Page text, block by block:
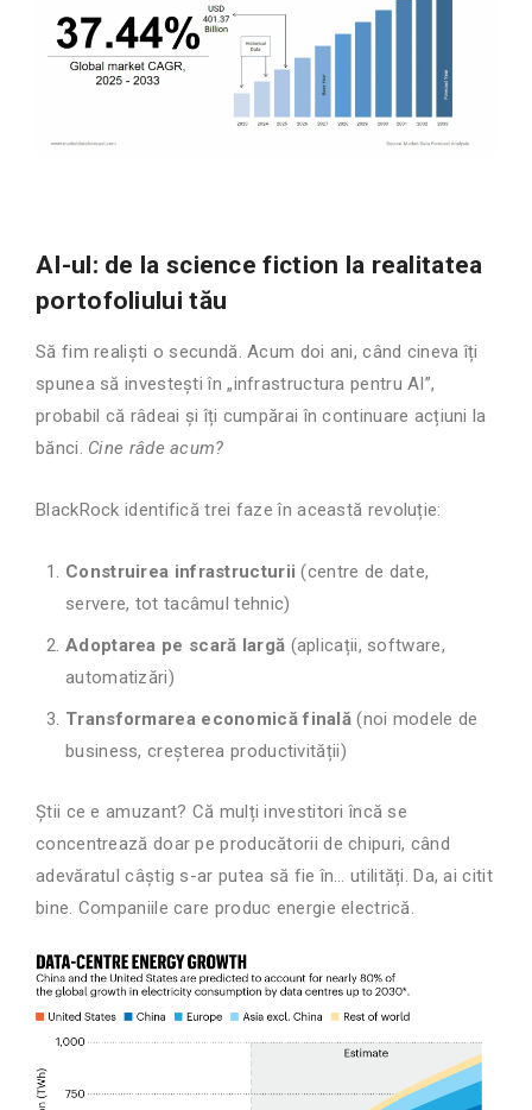
AI-ul: de la science fiction la realitatea
portofoliului tău
Să fim realiști o secundă. Acum doi ani, când cineva îți
spunea să investești în „infrastructura pentru AI”,
probabil că râdeai și îți cumpărai în continuare acțiuni la
bănci. Cine râde acum?
BlackRock identifică trei faze în această revoluție:
Construirea infrastructurii (centre de date,
servere, tot tacâmul tehnic)
Adoptarea pe scară largă (aplicații, software,
automatizări)
Transformarea economică finală (noi modele de
business, creșterea productivității)
Știi ce e amuzant? Că mulți investitori încă se
concentrează doar pe producătorii de chipuri, când
adevăratul câștig s-ar putea să fie în… utilități. Da, ai citit
bine. Companiile care produc energie electrică.